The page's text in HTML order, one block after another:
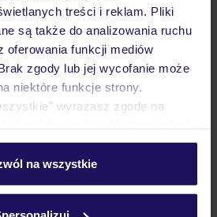
treści i reklam. Pliki
są także do analizowania ruchu
oferowania funkcji mediów
zgody lub jej wycofanie może
niektóre funkcje strony.
wyrażasz zgodę na
wchodząc w zakładkę
o plikach cookie znajdziesz
na wszystkie